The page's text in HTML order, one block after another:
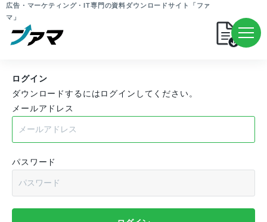
広告・マーケティング・IT専門の資料ダウンロードサイト「ファ
マ」
ログイン
ダウンロードするにはログインしてください。
メールアドレス
パスワード